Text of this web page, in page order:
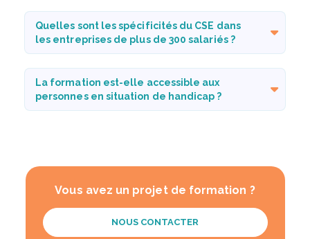
Quelles sont les spécificités du CSE dans
les entreprises de plus de 300 salariés ?
La formation est-elle accessible aux
personnes en situation de handicap ?
Vous avez un projet de formation ?
NOUS CONTACTER